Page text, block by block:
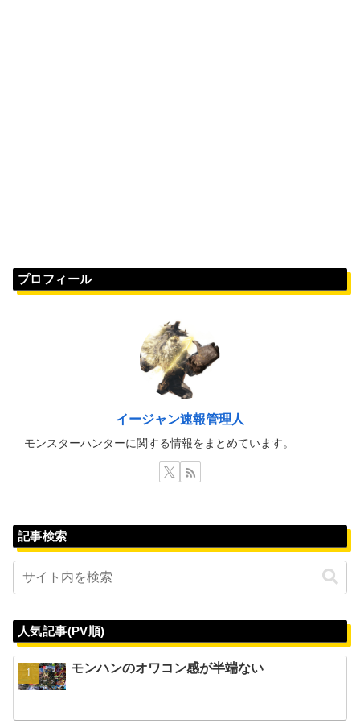
プロフィール
イージャン速報管理人
モンスターハンターに関する情報をまとめています。
記事検索
人気記事(PV順)
モンハンのオワコン感が半端ない